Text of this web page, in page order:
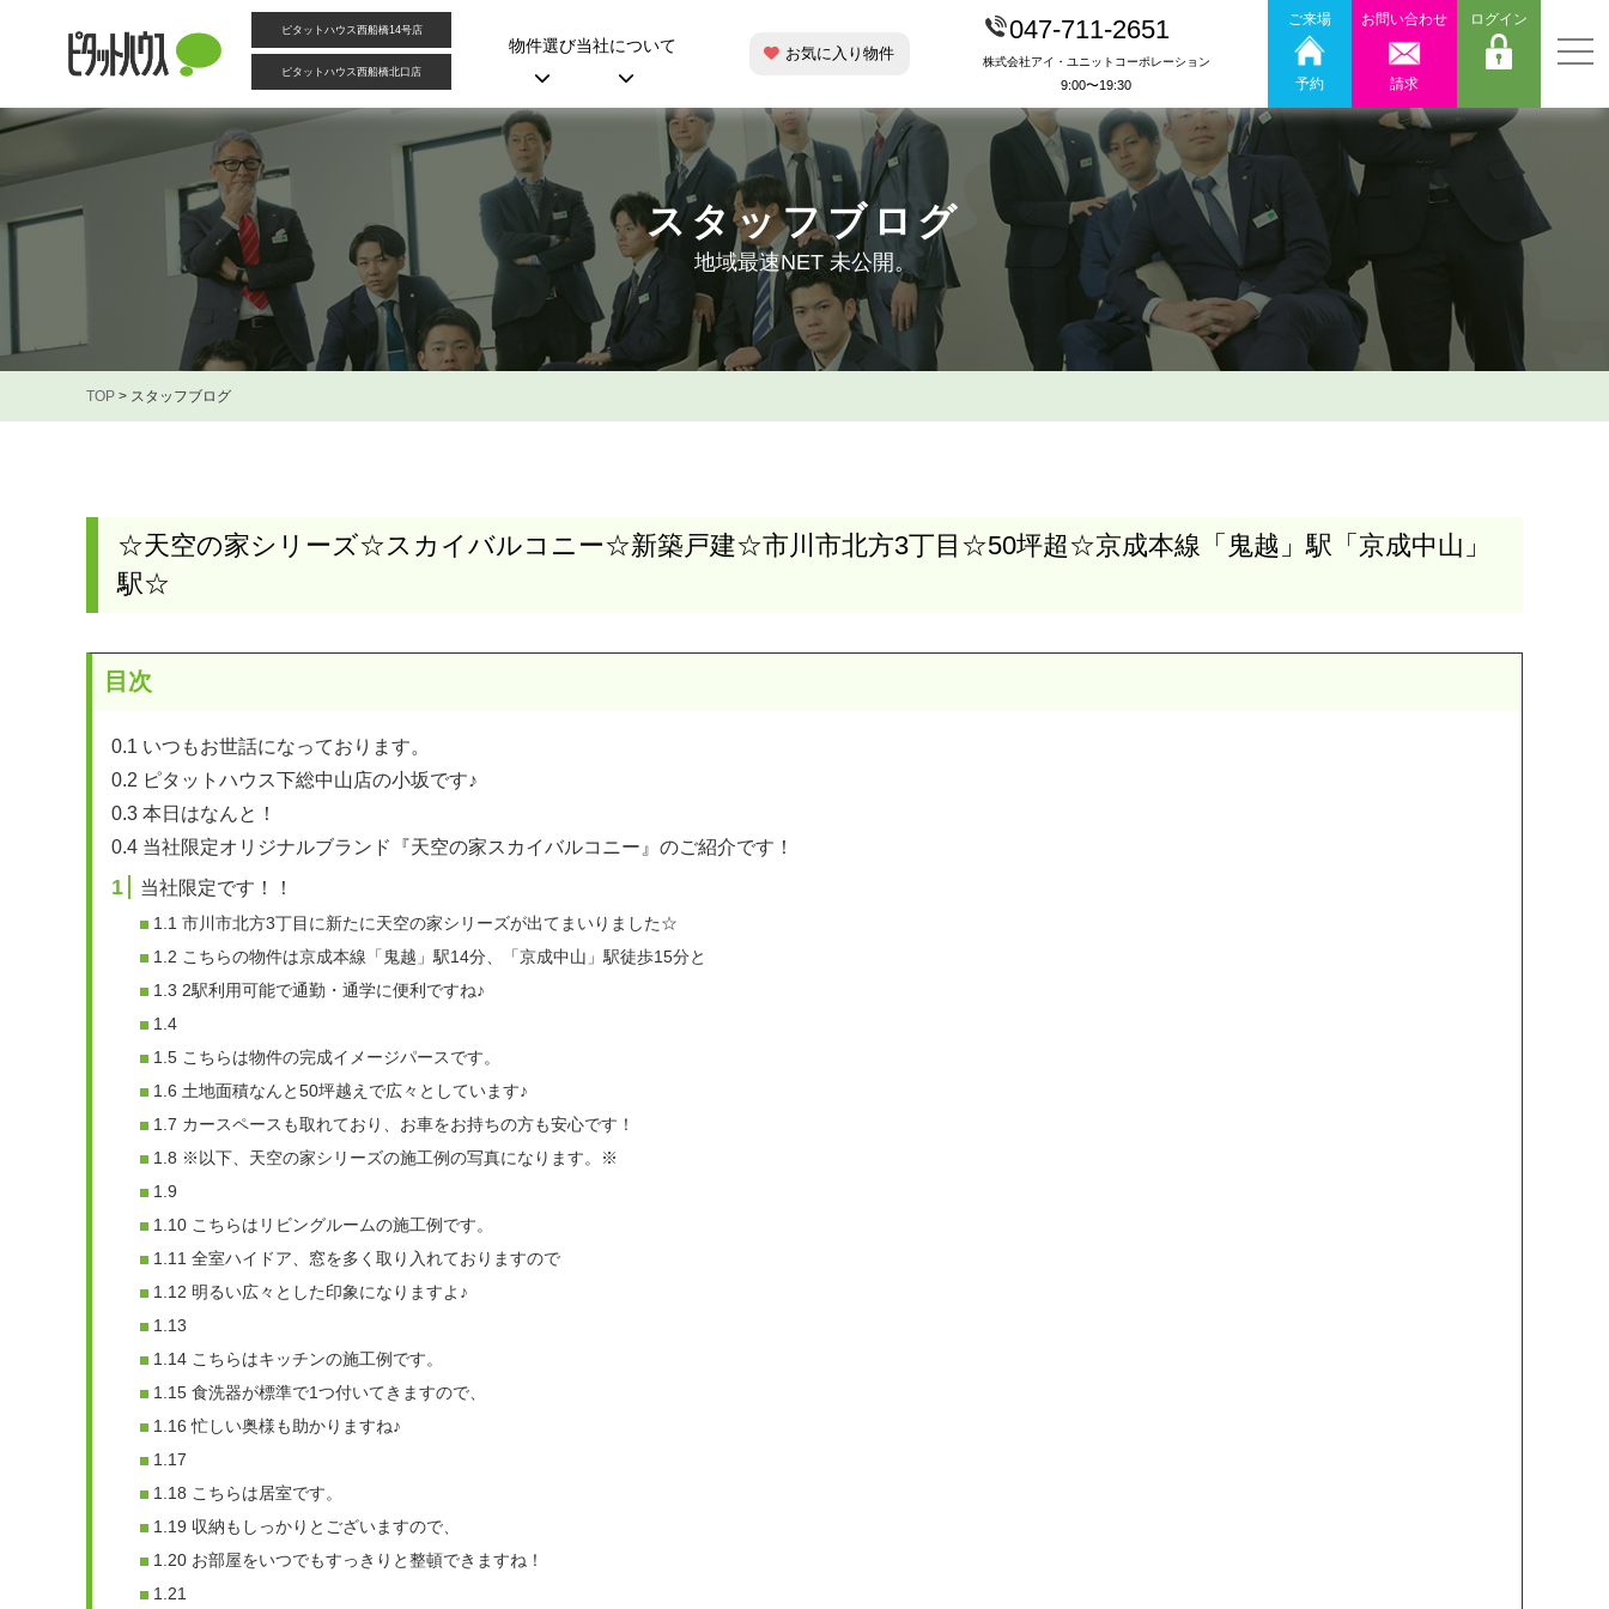
ピタットハウス西船橋14号店
ピタットハウス西船橋北口店
物件選び当社について お気に入り物件
047-711-2651
株式会社アイ・ユニットコーポレーション
9:00〜19:30
ご来場
予約
お問い合わせ
請求
ログイン
スタッフブログ
地域最速NET 未公開。
TOP > スタッフブログ
☆天空の家シリーズ☆スカイバルコニー☆新築戸建☆市川市北方3丁目☆50坪超☆京成本線「鬼越」駅「京成中山」
駅☆
目次
0.1 いつもお世話になっております。
0.2 ピタットハウス下総中山店の小坂です♪
0.3 本日はなんと！
0.4 当社限定オリジナルブランド『天空の家スカイバルコニー』のご紹介です！
1 当社限定です！！
1.1 市川市北方3丁目に新たに天空の家シリーズが出てまいりました☆
1.2 こちらの物件は京成本線「鬼越」駅14分、「京成中山」駅徒歩15分と
1.3 2駅利用可能で通勤・通学に便利ですね♪
1.4
1.5 こちらは物件の完成イメージパースです。
1.6 土地面積なんと50坪越えで広々としています♪
1.7 カースペースも取れており、お車をお持ちの方も安心です！
1.8 ※以下、天空の家シリーズの施工例の写真になります。※
1.9
1.10 こちらはリビングルームの施工例です。
1.11 全室ハイドア、窓を多く取り入れておりますので
1.12 明るい広々とした印象になりますよ♪
1.13
1.14 こちらはキッチンの施工例です。
1.15 食洗器が標準で1つ付いてきますので、
1.16 忙しい奥様も助かりますね♪
1.17
1.18 こちらは居室です。
1.19 収納もしっかりとございますので、
1.20 お部屋をいつでもすっきりと整頓できますね！
1.21